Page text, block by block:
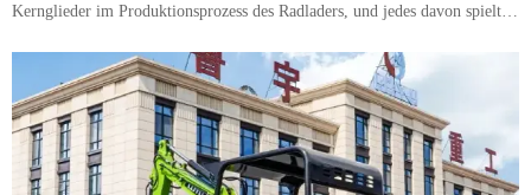
Kernglieder im Produktionsprozess des Radladers, und jedes davon spielt
entscheidend ist. Die LUYU-Fabrik hat ihre eigenen einzigartigen Vorteile,
die Hauptmerkmale sind wie folgt.